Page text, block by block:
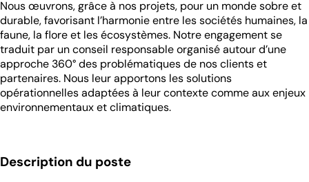
Nous œuvrons, grâce à nos projets, pour un monde sobre et
durable, favorisant l’harmonie entre les sociétés humaines, la
faune, la flore et les écosystèmes. Notre engagement se
traduit par un conseil responsable organisé autour d’une
approche 360° des problématiques de nos clients et
partenaires. Nous leur apportons les solutions
opérationnelles adaptées à leur contexte comme aux enjeux
environnementaux et climatiques.
Description du poste